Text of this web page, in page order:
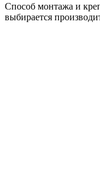
Способ монтажа и
выбирается